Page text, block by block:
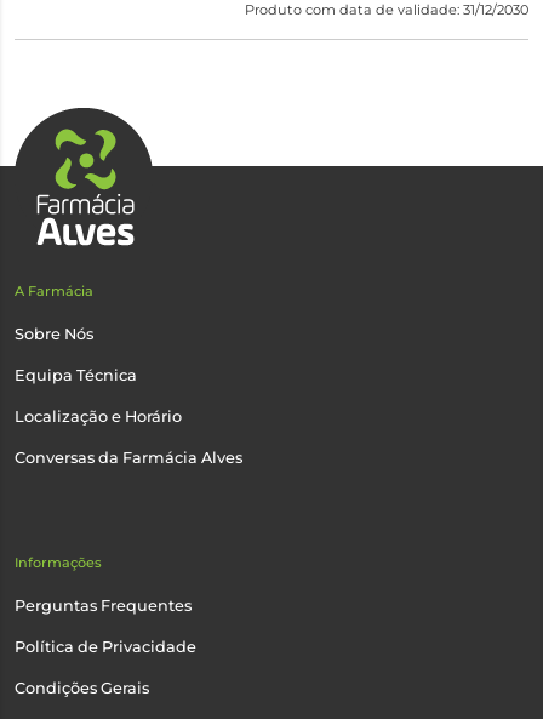
Produto com data de validade: 31/12/2030
A Farmácia
Sobre Nós
Equipa Técnica
Localização e Horário
Conversas da Farmácia Alves
Informações
Perguntas Frequentes
Política de Privacidade
Condições Gerais